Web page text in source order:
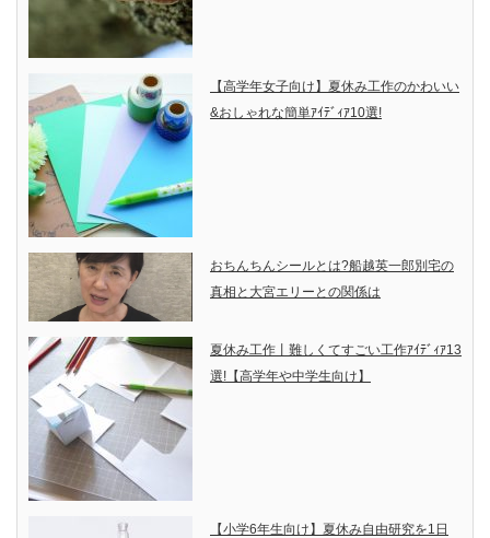
【高学年女子向け】夏休み工作のかわいい
&おしゃれな簡単ｱｲﾃﾞｨｱ10選!
おちんちんシールとは?船越英一郎別宅の
真相と大宮エリーとの関係は
夏休み工作丨難しくてすごい工作ｱｲﾃﾞｨｱ13
選!【高学年や中学生向け】
【小学6年生向け】夏休み自由研究を1日